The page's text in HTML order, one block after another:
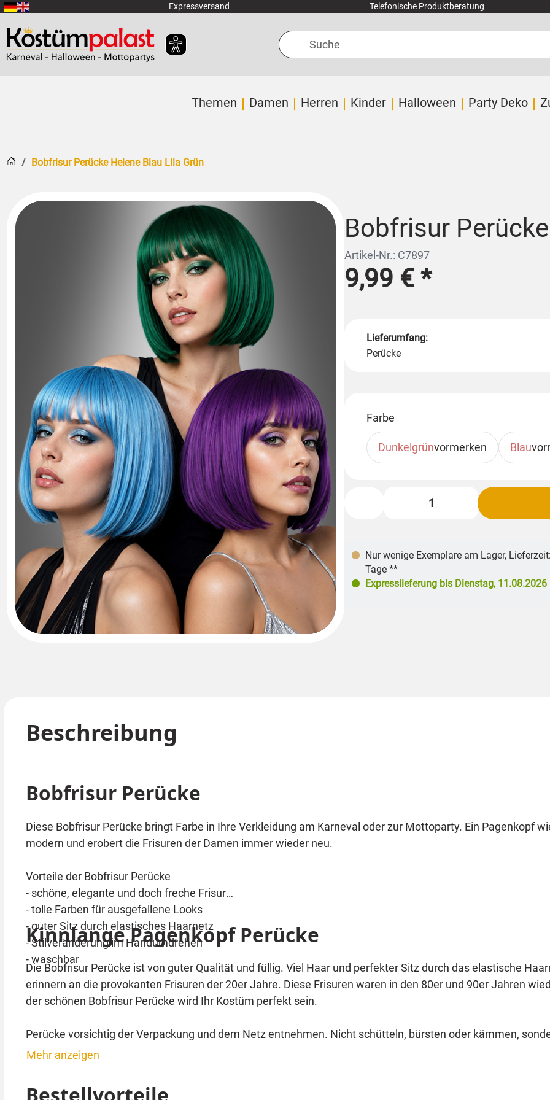
Zum Hauptinhalt springen Expressversand Telefonische Produktberatung
Suche
Themen Damen Herren Kinder Halloween Party Deko
Startseite
Bobfrisur Perücke Helene Blau Lila Grün
Bobfrisur
Artikel-Nr.: C7897
9,99 €*
Lieferumfang:
Perücke
Farbe
Dunkelgrünvormerken Blau
Nur wenige Exemplare am Lager,
Tage **
Expresslieferung bis Dienstag, 11.08.2026
Beschreibung
Bobfrisur Perücke
Diese Bobfrisur Perücke bringt Farbe in Ihre Verkleidung am Karneval oder zur Mottoparty. Ein Pagenkopf
modern und erobert die Frisuren der Damen immer wieder neu.
Vorteile der Bobfrisur Perücke
- schöne, elegante und doch freche Frisur
- tolle Farben für ausgefallene Looks
- guter Sitz durch elastisches Haarnetz
- Stilveränderung im Handumdrehen
- waschbar
Kinnlange Pagenkopf Perücke
Die Bobfrisur Perücke ist von guter Qualität und füllig. Viel Haar und perfekter Sitz durch das elastische
erinnern an die provokanten Frisuren der 20er Jahre. Diese Frisuren waren in den 80er und 90er Jahren
der schönen Bobfrisur Perücke wird Ihr Kostüm perfekt sein.
Perücke vorsichtig der Verpackung und dem Netz entnehmen. Nicht schütteln, bürsten oder kämmen,
Vorsichtig von der Stirn aus über den Hinterkopf ziehen. So werden Sie lange Freude an dieser schönen
Sollten Sie selbst lange Haare haben, empfehlen wir ein zusätzliches Haarnetz. Das bändigt Ihre Frisur
Mehr anzeigen